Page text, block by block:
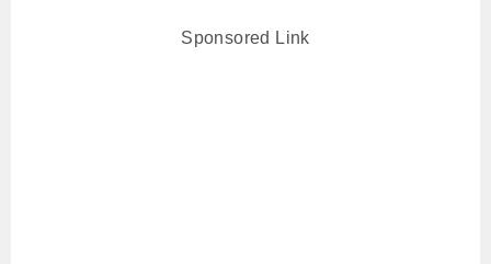
Sponsored Link